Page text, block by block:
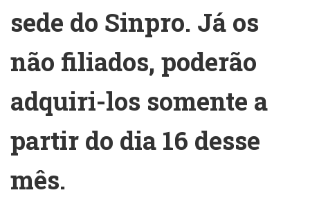
sede do Sinpro. Já os
não filiados, poderão
adquiri-los somente a
partir do dia 16 desse
mês.